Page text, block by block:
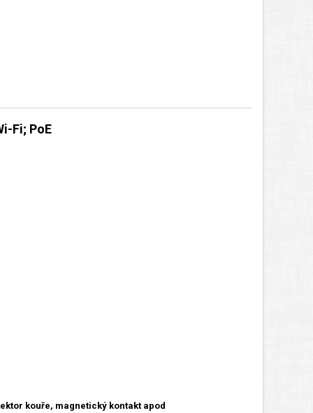
Fi; PoE
kouře, magnetický kontakt apod